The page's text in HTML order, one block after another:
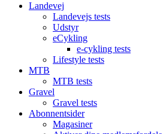
Landevej
Landevejs tests
Udstyr
eCykling
e-cykling tests
Lifestyle tests
MTB
MTB tests
Gravel
Gravel tests
Abonnentsider
Magasiner